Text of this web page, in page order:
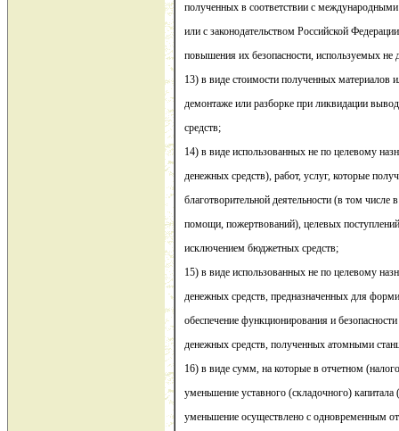
полученных в соответствии с
или с законодательством Российской
повышения их безопасности, используемых не
13) в виде стоимости полученных материалов
демонтаже или разборке при ликвидации
средств;
14) в виде использованных не по целевому
денежных средств), работ, услуг, которые
благотворительной деятельности (в том числе
помощи, пожертвований), целевых
исключением бюджетных средств;
15) в виде использованных не по целевому
денежных средств, предназначенных для
обеспечение функционирования и
денежных средств, полученных атомными
16) в виде сумм, на которые в отчетном
уменьшение уставного (складочного) капитала
уменьшение осуществлено с одновременным